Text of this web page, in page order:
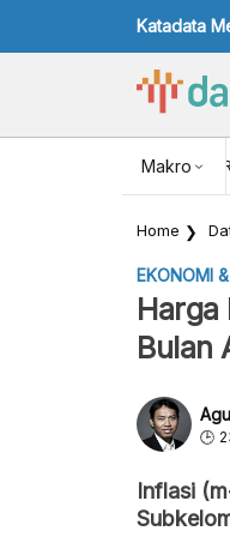
Katadata
Makro
NILAI
Home
EKONOMI
Harga
Bulan
Inflasi